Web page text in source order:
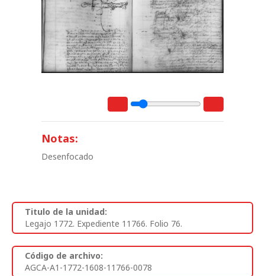
Notas:
Desenfocado
Titulo de la unidad:
Legajo 1772. Expediente 11766. Folio 76.
Código de archivo:
AGCA-A1-1772-1608-11766-0078